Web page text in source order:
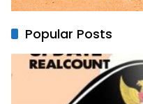
Popular Posts